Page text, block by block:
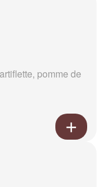
pomme de